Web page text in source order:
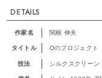
DETAILS
作家名 関根 伸夫
タイトル Oのプロジェクト
技法 シルクスクリーン